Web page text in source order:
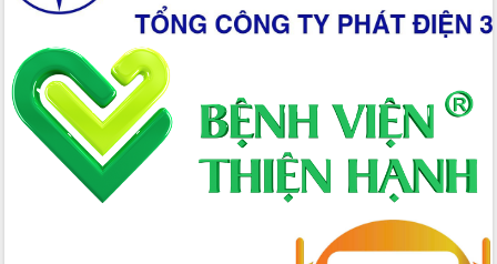
đấu có 77% xã đạt chuẩn nông thôn
mới
Chuyển đổi số 'mở đường' cho nông
nghiệp Đắk Lắk tăng trưởng bứt phá
Triển khai đồng bộ đo đạc, lập hồ sơ
địa chính, hoàn thiện cơ sở dữ liệu đất
Ứng dụng sinh trắc học - Bước tiến